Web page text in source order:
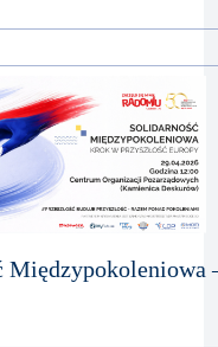
Międzypokoleniowa